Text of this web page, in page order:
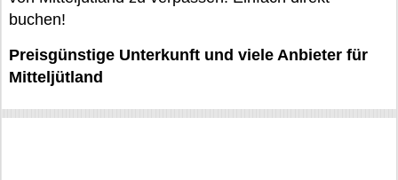
buchen!
Preisgünstige Unterkunft und viele Anbieter für
Mitteljütland